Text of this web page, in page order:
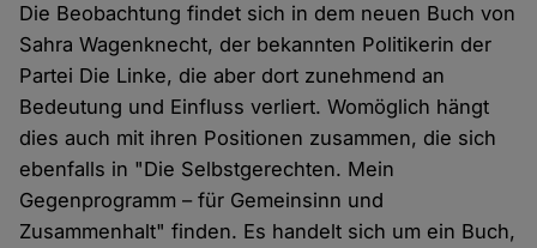
Die Beobachtung findet sich in dem neuen Buch von
Sahra Wagenknecht, der bekannten Politikerin der
Partei Die Linke, die aber dort zunehmend an
Bedeutung und Einfluss verliert. Womöglich hängt
dies auch mit ihren Positionen zusammen, die sich
ebenfalls in "Die Selbstgerechten. Mein
Gegenprogramm – für Gemeinsinn und
Zusammenhalt" finden. Es handelt sich um ein Buch,